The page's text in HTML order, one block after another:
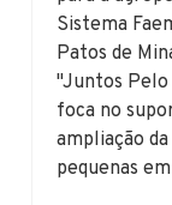
Sistema
Patos de
"Juntos
foca no
ampliação
pequenas